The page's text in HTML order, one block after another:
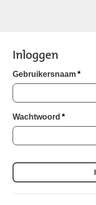
Inloggen
Gebruikersnaam*
Wachtwoord *